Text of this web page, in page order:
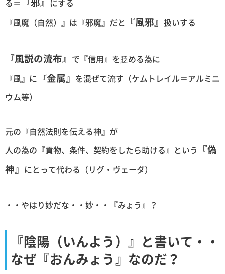
る＝
にする
『風魔（自然）』は『邪魔』だと 『風邪』 扱いする
『風説の流布』 で『信用』を貶める為に
『風』に 『金属』 を混ぜて流す（ケムトレイル＝アルミニ
ウム等）
元の『自然法則を伝える神』が
人の為の『貢物、条件、契約をしたら助ける』という 『偽
神』 にとって代わる（リグ・ヴェーダ）
・・やはり妙だな・・妙・・『みょう』？
『陰陽（いんよう）』と書いて・・
なぜ『おんみょう』なのだ？